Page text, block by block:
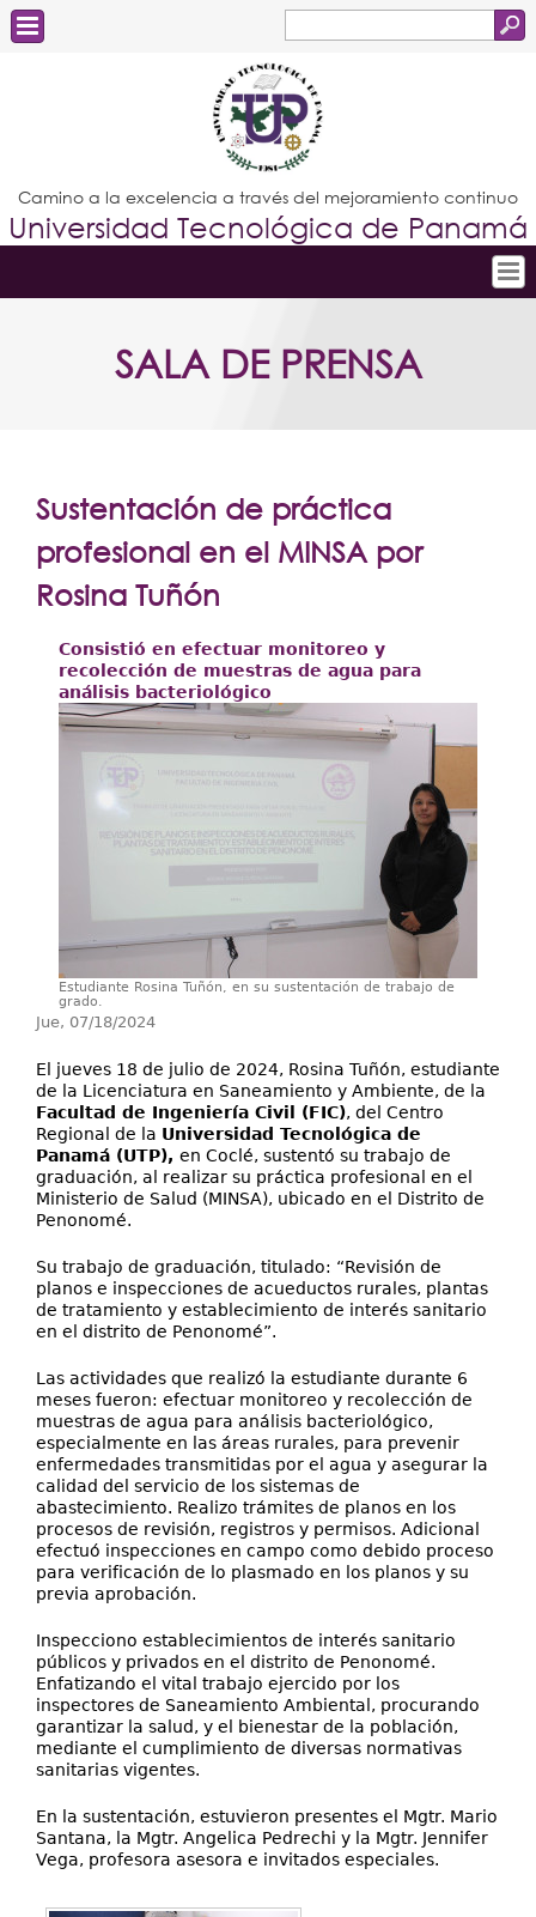
de
búsqueda
Estudiantes
Docentes
Administrativos
Graduados
Camino a la excelencia a través del mejoramiento continuo
Universidad Tecnológica de Panamá
Conoce la UTP
Postgrados
Extensión
Servicios
Internacional
Transparencia
SALA DE PRENSA
Sustentación de práctica
profesional en el MINSA por
Rosina Tuñón
Consistió en efectuar monitoreo y
recolección de muestras de agua para
análisis bacteriológico
Estudiante Rosina Tuñón, en su sustentación de trabajo de
grado.
Jue, 07/18/2024
El jueves 18 de julio de 2024, Rosina Tuñón, estudiante
de la Licenciatura en Saneamiento y Ambiente, de la
Facultad de Ingeniería Civil (FIC), del Centro
Regional de la Universidad Tecnológica de
Panamá (UTP), en Coclé, sustentó su trabajo de
graduación, al realizar su práctica profesional en el
Ministerio de Salud (MINSA), ubicado en el Distrito de
Penonomé.
Su trabajo de graduación, titulado: “Revisión de
planos e inspecciones de acueductos rurales, plantas
de tratamiento y establecimiento de interés sanitario
en el distrito de Penonomé”.
Las actividades que realizó la estudiante durante 6
meses fueron: efectuar monitoreo y recolección de
muestras de agua para análisis bacteriológico,
especialmente en las áreas rurales, para prevenir
enfermedades transmitidas por el agua y asegurar la
calidad del servicio de los sistemas de
abastecimiento. Realizo trámites de planos en los
procesos de revisión, registros y permisos. Adicional
efectuó inspecciones en campo como debido proceso
para verificación de lo plasmado en los planos y su
previa aprobación.
Inspecciono establecimientos de interés sanitario
públicos y privados en el distrito de Penonomé.
Enfatizando el vital trabajo ejercido por los
inspectores de Saneamiento Ambiental, procurando
garantizar la salud, y el bienestar de la población,
mediante el cumplimiento de diversas normativas
sanitarias vigentes.
En la sustentación, estuvieron presentes el Mgtr. Mario
Santana, la Mgtr. Angelica Pedrechi y la Mgtr. Jennifer
Vega, profesora asesora e invitados especiales.